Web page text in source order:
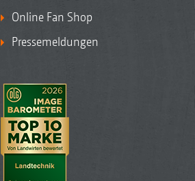
Online Fan Shop
Pressemeldungen